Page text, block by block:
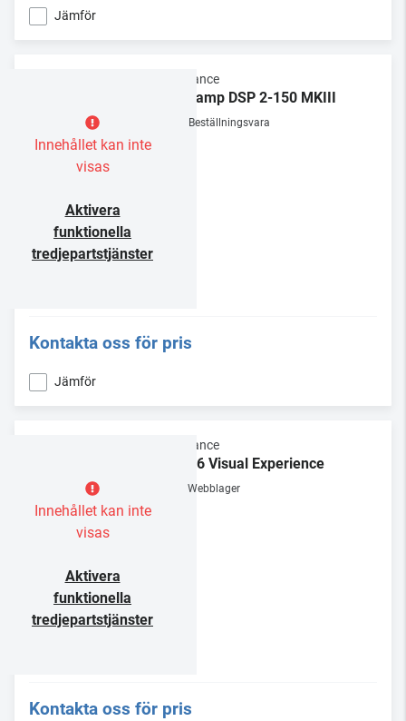
Jämför
Innehållet kan inte
visas
Aktivera
funktionella
tredjepartstjänster
Sonance
Sonamp DSP 2-150 MKIII
Beställningsvara
Kontakta oss för pris
Jämför
Innehållet kan inte
visas
Aktivera
funktionella
tredjepartstjänster
Sonance
VX86 Visual Experience
Webblager
Kontakta oss för pris